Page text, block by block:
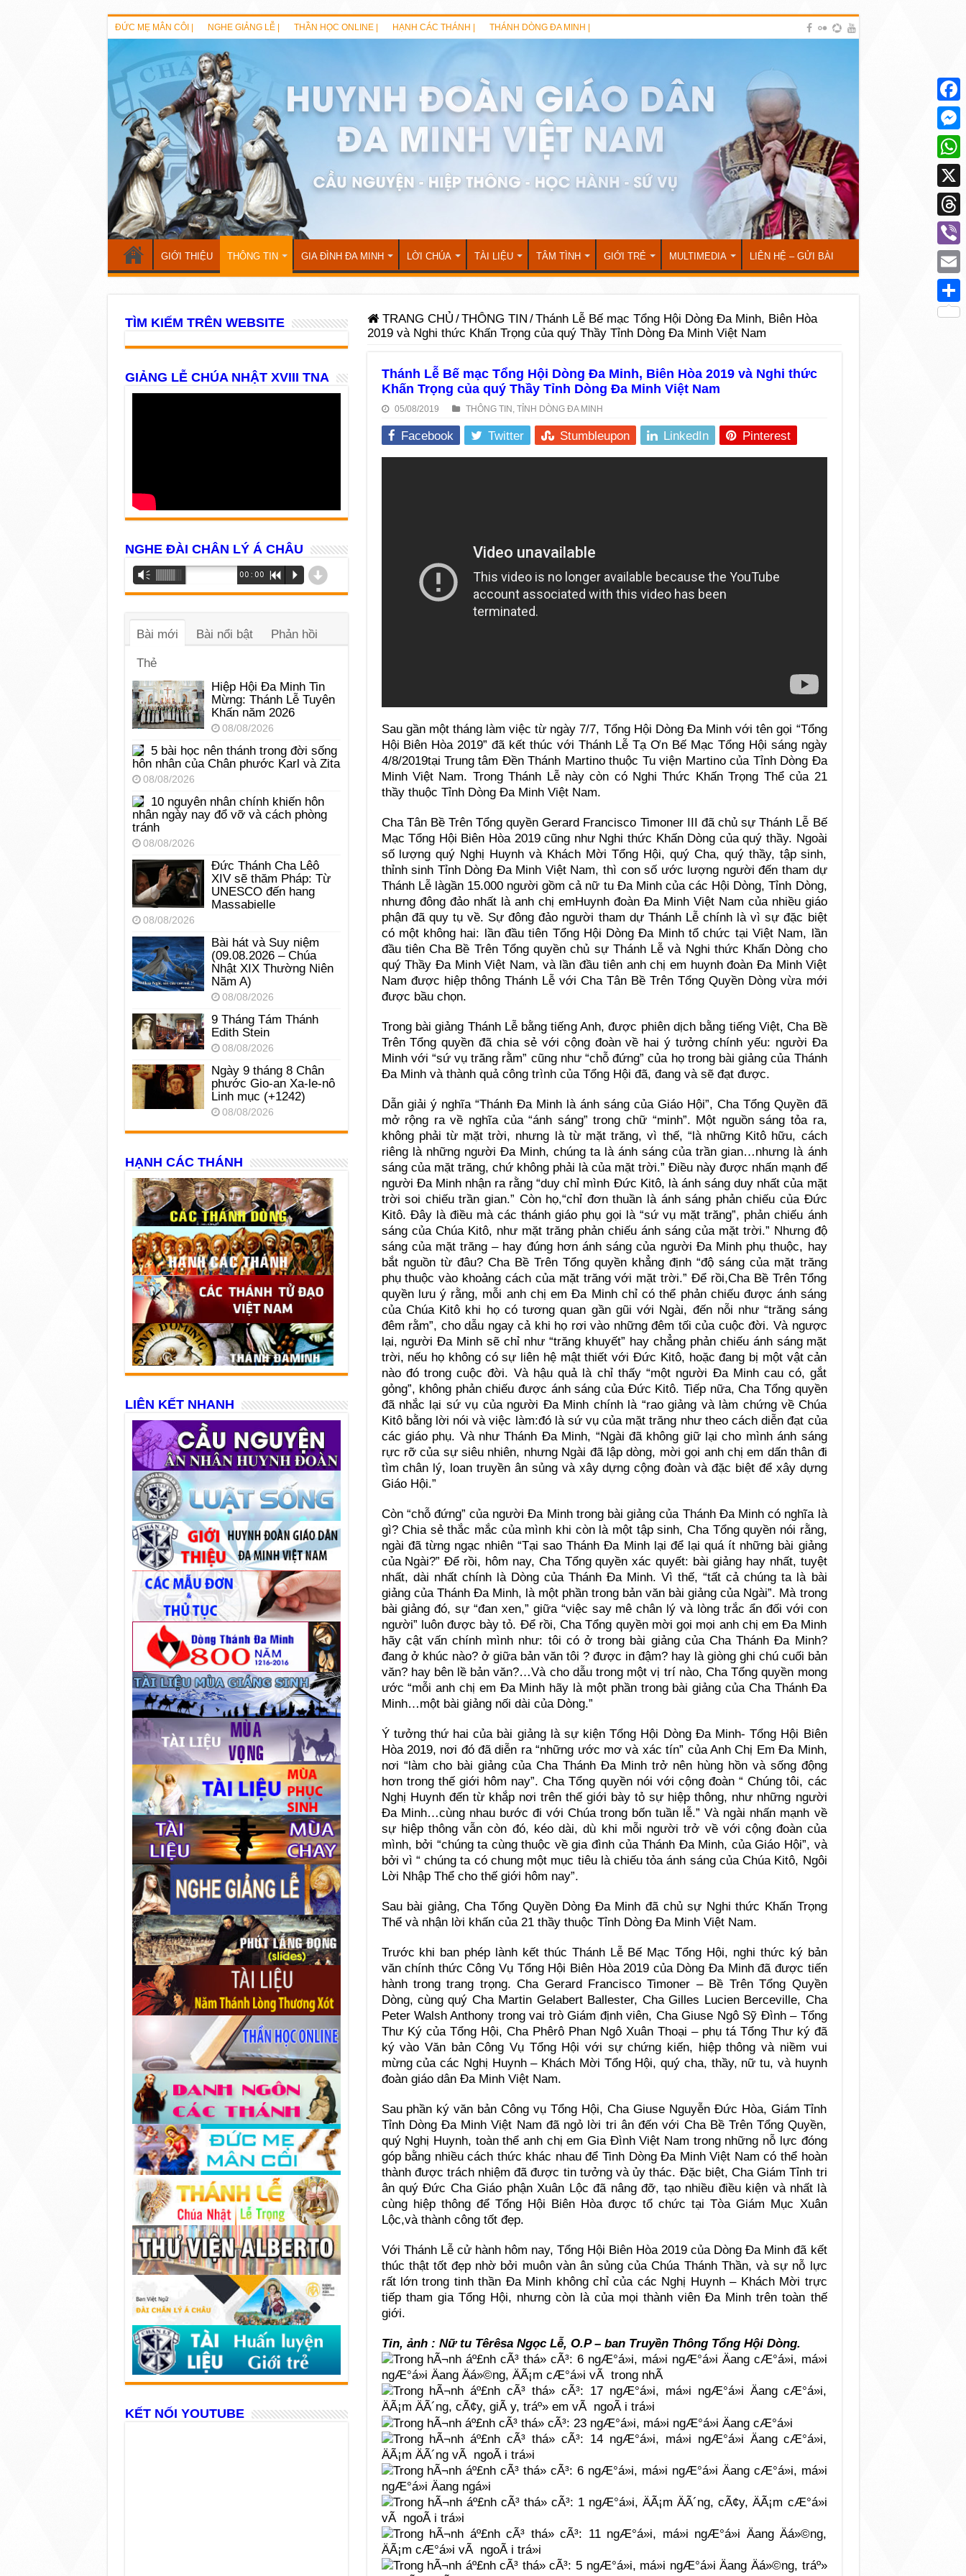
ĐỨC MẸ MÂN CÔI | NGHE GIẢNG LỄ | THẦN HỌC ONLINE | HẠNH CÁC THÁNH | THÁNH DÒNG ĐA MINH |
GIỚI THIỆU THÔNG TIN GIA ĐÌNH ĐA MINH LỜI CHÚA TÀI LIỆU TÂM TÌNH GIỚI TRẺ MULTIMEDIA LIÊN HỆ – GỬI BÀI
TRANG CHỦ /THÔNG TIN /Thánh Lễ Bế mạc Tổng Hội Dòng Đa Minh, Biên Hòa
2019 và Nghi thức Khấn Trọng của quý Thầy Tỉnh Dòng Đa Minh Việt Nam
Thánh Lễ Bế mạc Tổng Hội Dòng Đa Minh, Biên Hòa 2019 và Nghi thức
Khấn Trọng của quý Thầy Tỉnh Dòng Đa Minh Việt Nam
05/08/2019 THÔNG TIN , TỈNH DÒNG ĐA MINH
Facebook Twitter Stumbleupon LinkedIn Pinterest
Sau gần một tháng làm việc từ ngày 7/7, Tổng Hội Dòng Đa Minh với tên gọi “Tổng
Hội Biên Hòa 2019” đã kết thúc với Thánh Lễ Tạ Ơn Bế Mạc Tổng Hội sáng ngày
4/8/2019tại Trung tâm Đền Thánh Martino thuộc Tu viện Martino của Tỉnh Dòng Đa
Minh Việt Nam. Trong Thánh Lễ này còn có Nghi Thức Khấn Trọng Thể của 21
thầy thuộc Tỉnh Dòng Đa Minh Việt Nam.
Cha Tân Bề Trên Tổng quyền Gerard Francisco Timoner III đã chủ sự Thánh Lễ Bế
Mạc Tổng Hội Biên Hòa 2019 cũng như Nghi thức Khấn Dòng của quý thầy. Ngoài
số lượng quý Nghị Huynh và Khách Mời Tổng Hội, quý Cha, quý thầy, tập sinh,
thỉnh sinh Tỉnh Dòng Đa Minh Việt Nam, thì con số ước lượng người đến tham dự
Thánh Lễ làgần 15.000 người gồm cả nữ tu Đa Minh của các Hội Dòng, Tỉnh Dòng,
nhưng đông đảo nhất là anh chị emHuynh đoàn Đa Minh Việt Nam của nhiều giáo
phận đã quy tụ về. Sự đông đảo người tham dự Thánh Lễ chính là vì sự đặc biệt
có một không hai: lần đầu tiên Tổng Hội Dòng Đa Minh tổ chức tại Việt Nam, lần
đầu tiên Cha Bề Trên Tổng quyền chủ sự Thánh Lễ và Nghi thức Khấn Dòng cho
quý Thầy Đa Minh Việt Nam, và lần đầu tiên anh chị em huynh đoàn Đa Minh Việt
Nam được hiệp thông Thánh Lễ với Cha Tân Bề Trên Tổng Quyền Dòng vừa mới
được bầu chọn.
Trong bài giảng Thánh Lễ bằng tiếng Anh, được phiên dịch bằng tiếng Việt, Cha Bề
Trên Tổng quyền đã chia sẻ với cộng đoàn về hai ý tưởng chính yếu: người Đa
Minh với “sứ vụ trăng rằm” cũng như “chỗ đứng” của họ trong bài giảng của Thánh
Đa Minh và thành quả công trình của Tổng Hội đã, đang và sẽ đạt được.
Dẫn giải ý nghĩa “Thánh Đa Minh là ánh sáng của Giáo Hội”, Cha Tổng Quyền đã
mở rộng ra về nghĩa của “ánh sáng” trong chữ “minh”. Một nguồn sáng tỏa ra,
không phải từ mặt trời, nhưng là từ mặt trăng, vì thế, “là những Kitô hữu, cách
riêng là những người Đa Minh, chúng ta là ánh sáng của trần gian…nhưng là ánh
sáng của mặt trăng, chứ không phải là của mặt trời.” Điều này được nhấn mạnh để
người Đa Minh nhận ra rằng “duy chỉ mình Đức Kitô, là ánh sáng duy nhất của mặt
trời soi chiếu trần gian.” Còn họ,“chỉ đơn thuần là ánh sáng phản chiếu của Đức
Kitô. Đây là điều mà các thánh giáo phụ gọi là “sứ vụ mặt trăng”, phản chiếu ánh
sáng của Chúa Kitô, như mặt trăng phản chiếu ánh sáng của mặt trời.” Nhưng độ
sáng của mặt trăng – hay đúng hơn ánh sáng của người Đa Minh phụ thuộc, hay
bắt nguồn từ đâu? Cha Bề Trên Tổng quyền khẳng định “độ sáng của mặt trăng
phụ thuộc vào khoảng cách của mặt trăng với mặt trời.” Để rồi,Cha Bề Trên Tổng
quyền lưu ý rằng, mỗi anh chị em Đa Minh chỉ có thể phản chiếu được ánh sáng
của Chúa Kitô khi họ có tương quan gần gũi với Ngài, đến nỗi như “trăng sáng
đêm rằm”, cho dẫu ngay cả khi họ rơi vào những đêm tối của cuộc đời. Và ngược
lại, người Đa Minh sẽ chỉ như “trăng khuyết” hay chẳng phản chiếu ánh sáng mặt
trời, nếu họ không có sự liên hệ mật thiết với Đức Kitô, hoặc đang bị một vật cản
nào đó trong cuộc đời. Và hậu quả là chỉ thấy “một người Đa Minh cau có, gắt
gỏng”, không phản chiếu được ánh sáng của Đức Kitô. Tiếp nữa, Cha Tổng quyền
đã nhắc lại sứ vụ của người Đa Minh chính là “rao giảng và làm chứng về Chúa
Kitô bằng lời nói và việc làm:đó là sứ vụ của mặt trăng như theo cách diễn đạt của
các giáo phụ. Và như Thánh Đa Minh, “Ngài đã không giữ lại cho mình ánh sáng
rực rỡ của sự siêu nhiên, nhưng Ngài đã lập dòng, mời gọi anh chị em dấn thân đi
tìm chân lý, loan truyền ân sủng và xây dựng cộng đoàn và đặc biệt để xây dựng
Giáo Hội.”
Còn “chỗ đứng” của người Đa Minh trong bài giảng của Thánh Đa Minh có nghĩa là
gì? Chia sẻ thắc mắc của mình khi còn là một tập sinh, Cha Tổng quyền nói rằng,
ngài đã từng ngạc nhiên “Tại sao Thánh Đa Minh lại để lại quá ít những bài giảng
của Ngài?” Để rồi, hôm nay, Cha Tổng quyền xác quyết: bài giảng hay nhất, tuyệt
nhất, dài nhất chính là Dòng của Thánh Đa Minh. Vì thế, “tất cả chúng ta là bài
giảng của Thánh Đa Minh, là một phần trong bản văn bài giảng của Ngài”. Mà trong
bài giảng đó, sự “đan xen,” giữa “việc say mê chân lý và lòng trắc ẩn đối với con
người” luôn được bày tỏ. Để rồi, Cha Tổng quyền mời gọi mọi anh chị em Đa Minh
hãy cật vấn chính mình như: tôi có ở trong bài giảng của Cha Thánh Đa Minh?
đang ở khúc nào? ở giữa bản văn tôi ? được in đậm? hay là giòng ghi chú cuối bản
văn? hay bên lề bản văn?…Và cho dẫu trong một vị trí nào, Cha Tổng quyền mong
ước “mỗi anh chị em Đa Minh hãy là một phần trong bài giảng của Cha Thánh Đa
Minh…một bài giảng nối dài của Dòng.”
Ý tưởng thứ hai của bài giảng là sự kiện Tổng Hội Dòng Đa Minh- Tổng Hội Biên
Hòa 2019, nơi đó đã diễn ra “những ước mơ và xác tín” của Anh Chị Em Đa Minh,
nơi “làm cho bài giảng của Cha Thánh Đa Minh trở nên hùng hồn và sống động
hơn trong thế giới hôm nay”. Cha Tổng quyền nói với cộng đoàn “ Chúng tôi, các
Nghị Huynh đến từ khắp nơi trên thế giới bày tỏ sự hiệp thông, như những người
Đa Minh…cùng nhau bước đi với Chúa trong bốn tuần lễ.” Và ngài nhấn mạnh về
sự hiệp thông vẫn còn đó, kéo dài, dù khi mỗi người trở về với cộng đoàn của
mình, bởi “chúng ta cùng thuộc về gia đình của Thánh Đa Minh, của Giáo Hội”, và
bởi vì “ chúng ta có chung một mục tiêu là chiếu tỏa ánh sáng của Chúa Kitô, Ngôi
Lời Nhập Thể cho thế giới hôm nay”.
Sau bài giảng, Cha Tổng Quyền Dòng Đa Minh đã chủ sự Nghi thức Khấn Trọng
Thể và nhận lời khấn của 21 thầy thuộc Tỉnh Dòng Đa Minh Việt Nam.
Trước khi ban phép lành kết thúc Thánh Lễ Bế Mạc Tổng Hội, nghi thức ký bản
văn chính thức Công Vụ Tổng Hội Biên Hòa 2019 của Dòng Đa Minh đã được tiến
hành trong trang trọng. Cha Gerard Francisco Timoner – Bề Trên Tổng Quyền
Dòng, cùng quý Cha Martin Gelabert Ballester, Cha Gilles Lucien Berceville, Cha
Peter Walsh Anthony trong vai trò Giám định viên, Cha Giuse Ngô Sỹ Đình – Tổng
Thư Ký của Tổng Hội, Cha Phêrô Phan Ngô Xuân Thoại – phụ tá Tổng Thư ký đã
ký vào Văn bản Công Vụ Tổng Hội với sự chứng kiến, hiệp thông và niềm vui
mừng của các Nghị Huynh – Khách Mời Tổng Hội, quý cha, thầy, nữ tu, và huynh
đoàn giáo dân Đa Minh Việt Nam.
Sau phần ký văn bản Công vụ Tổng Hội, Cha Giuse Nguyễn Đức Hòa, Giám Tỉnh
Tỉnh Dòng Đa Minh Việt Nam đã ngỏ lời tri ân đến với Cha Bề Trên Tổng Quyền,
quý Nghị Huynh, toàn thể anh chị em Gia Đình Việt Nam trong những nỗ lực đóng
góp bằng nhiều cách thức khác nhau để Tinh Dòng Đa Minh Việt Nam có thể hoàn
thành được trách nhiệm đã được tin tưởng và ủy thác. Đặc biệt, Cha Giám Tỉnh tri
ân quý Đức Cha Giáo phận Xuân Lộc đã nâng đỡ, tạo nhiều điều kiện và nhất là
cùng hiệp thông để Tổng Hội Biên Hòa được tổ chức tại Tòa Giám Mục Xuân
Lộc,và thành công tốt đẹp.
Với Thánh Lễ cử hành hôm nay, Tổng Hội Biên Hòa 2019 của Dòng Đa Minh đã kết
thúc thật tốt đẹp nhờ bởi muôn vàn ân sủng của Chúa Thánh Thần, và sự nỗ lực
rất lớn trong tinh thần Đa Minh không chỉ của các Nghị Huynh – Khách Mời trực
tiếp tham gia Tổng Hội, nhưng còn là của mọi thành viên Đa Minh trên toàn thế
giới.
Tin, ảnh : Nữ tu Têrêsa Ngọc Lễ, O.P – ban Truyền Thông Tổng Hội Dòng.
TÌM KIẾM TRÊN WEBSITE
GIẢNG LỄ CHÚA NHẬT XVIII TNA
NGHE ĐÀI CHÂN LÝ Á CHÂU
Trình
phát
âm
Vm 00:00 R P d
Bài mới Bài nổi bật Phản hồi
Thẻ
Hiệp Hội Đa Minh Tin
Mừng: Thánh Lễ Tuyên
Khấn năm 2026
08/08/2026
5 bài học nên thánh trong đời sống
hôn nhân của Chân phước Karl và Zita
08/08/2026
10 nguyên nhân chính khiến hôn
nhân ngày nay đổ vỡ và cách phòng
tránh
08/08/2026
Đức Thánh Cha Lêô
XIV sẽ thăm Pháp: Từ
UNESCO đến hang
Massabielle
08/08/2026
Bài hát và Suy niệm
(09.08.2026 – Chúa
Nhật XIX Thường Niên
Năm A)
08/08/2026
9 Tháng Tám Thánh
Edith Stein
08/08/2026
Ngày 9 tháng 8 Chân
phước Gio-an Xa-le-nô
Linh mục (+1242)
08/08/2026
HẠNH CÁC THÁNH
LIÊN KẾT NHANH
KẾT NỐI YOUTUBE
X
Viber